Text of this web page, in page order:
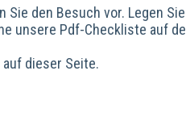
den Besuch vor. Legen
unsere Pdf-Checkliste auf
dieser Seite.